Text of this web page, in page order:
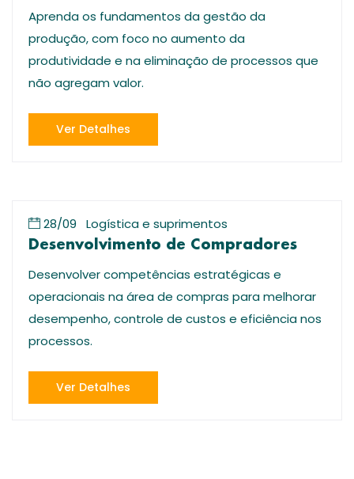
Aprenda os fundamentos da gestão da
produção, com foco no aumento da
produtividade e na eliminação de processos que
não agregam valor.
Ver Detalhes
28/09 Logística e suprimentos
Desenvolvimento de Compradores
Desenvolver competências estratégicas e
operacionais na área de compras para melhorar
desempenho, controle de custos e eficiência nos
processos.
Ver Detalhes